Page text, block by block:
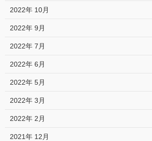
2022年 10月
2022年 9月
2022年 7月
2022年 6月
2022年 5月
2022年 3月
2022年 2月
2021年 12月